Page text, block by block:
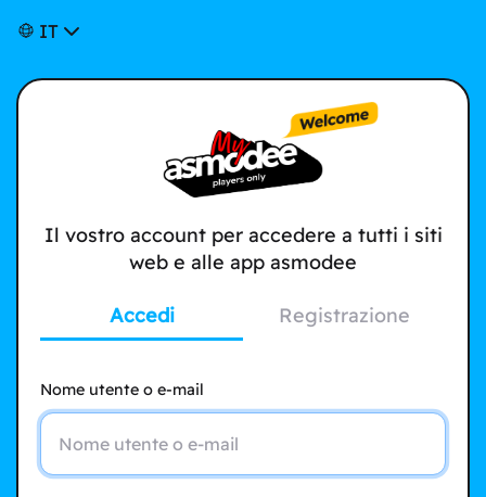
IT
Il vostro account per accedere a tutti i siti
web e alle app asmodee
Accedi Registrazione
Nome utente o e-mail